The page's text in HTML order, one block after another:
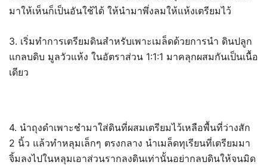
มาให้เห็นก็เป็นอันใช้ได้ ให้นำมาพึ่งลมให้แห้งเตรียมไว้
3. เริ่มทำการเตรียมดินสำหรับเพาะเมล็ดด้วยการนำ ดินปลูก
แกลบดิบ มูลวัวแห้ง ในอัตราส่วน 1:1:1 มาคลุกผสมกันเป็นเนื้อ
เดียว
4. นำถุงดำเพาะชำมาใส่ดินที่ผสมเตรียมไว้เหลือพื้นที่ว่างสัก
2 นิ้ว แล้วทำหลุมเล็กๆ ตรงกลาง นำเมล็ดทุเรียนที่เตรียมมา
จิ้มลงไปในหลุมเอาส่วนรากลงดินเท่านั้นอย่ากลบดินให้จนมิด